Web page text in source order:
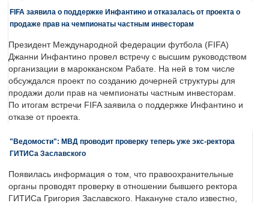
FIFA заявила о поддержке Инфантино и отказалась от проекта о
продаже прав на чемпионаты частным инвесторам
Президент Международной федерации футбола (FIFA)
Джанни Инфантино провел встречу с высшим руководством
организации в марокканском Рабате. На ней в том числе
обсуждался проект по созданию дочерней структуры для
продажи доли прав на чемпионаты частным инвесторам.
По итогам встречи FIFA заявила о поддержке Инфантино и
отказе от проекта.
"Ведомости": МВД проводит проверку теперь уже экс-ректора
ГИТИСа Заславского
Появилась информация о том, что правоохранительные
органы проводят проверку в отношении бывшего ректора
ГИТИСа Григория Заславского. Накануне стало известно,